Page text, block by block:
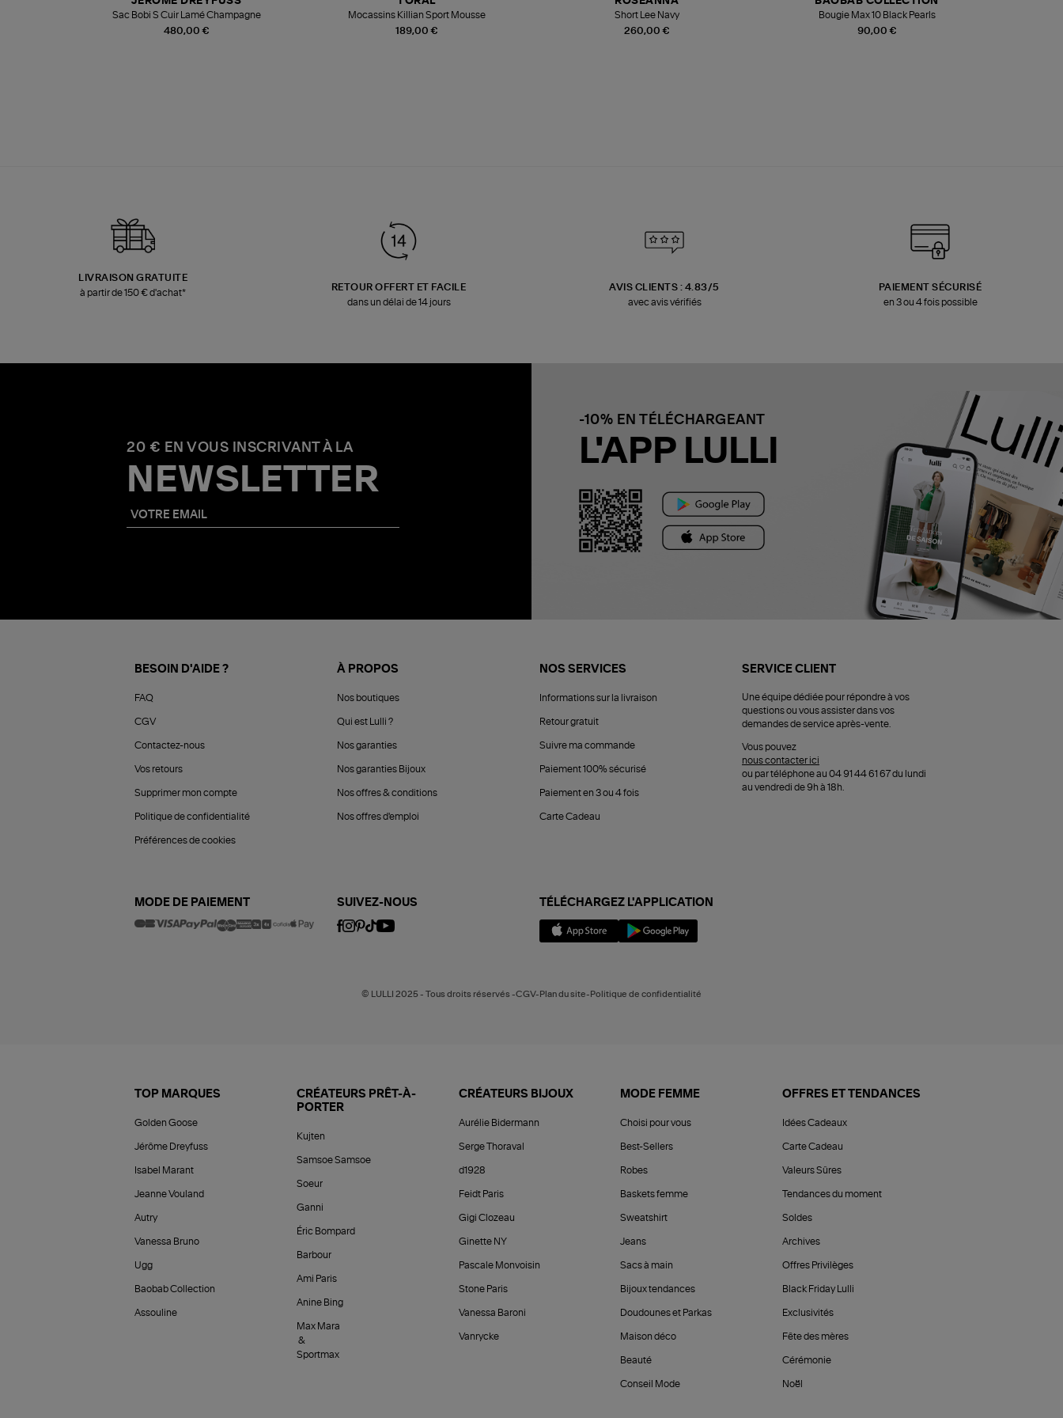
480,00 €
Sac Bobi S Cuir Lamé Champagne
189,00 €
Mocassins Killian Sport Mousse
260,00 €
Short Lee Navy
90,00 €
Bougie Max 10 Black Pearls
LIVRAISON GRATUITE
à partir de 150 € d'achat*
RETOUR OFFERT ET FACILE
dans un délai de 14 jours
AVIS CLIENTS : 4.83/5
avec avis vérifiés
PAIEMENT SÉCURISÉ
en 3 ou 4 fois possible
20 € EN VOUS INSCRIVANT À LA
NEWSLETTER
-10% EN TÉLÉCHARGEANT
L'APP LULLI
BESOIN D'AIDE ?
FAQ
CGV
Contactez-nous
Vos retours
Supprimer mon compte
Politique de confidentialité
Préférences de cookies
À PROPOS
Nos boutiques
Qui est Lulli ?
Nos garanties
Nos garanties Bijoux
Nos offres & conditions
Nos offres d'emploi
NOS SERVICES
Informations sur la livraison
Retour gratuit
Suivre ma commande
Paiement 100% sécurisé
Paiement en 3 ou 4 fois
Carte Cadeau
SERVICE CLIENT
Une équipe dédiée pour répondre à vos
questions ou vous assister dans vos
demandes de service après-vente.
Vous pouvez
nous contacter ici
ou par téléphone au 04 91 44 61 67 du lundi
au vendredi de 9h à 18h.
MODE DE PAIEMENT SUIVEZ-NOUS TÉLÉCHARGEZ L'APPLICATION
© LULLI 2025 - Tous droits réservés -CGV-Plan du site-Politique de confidentialité
TOP MARQUES
Golden Goose
Jérôme Dreyfuss
Isabel Marant
Jeanne Vouland
Autry
Vanessa Bruno
Ugg
Baobab Collection
Assouline
CRÉATEURS PRÊT-À-
PORTER
Kujten
Samsoe Samsoe
Soeur
Ganni
Éric Bompard
Barbour
Ami Paris
Anine Bing
Max Mara
&
Sportmax
CRÉATEURS BIJOUX
Aurélie Bidermann
Serge Thoraval
d1928
Feidt Paris
Gigi Clozeau
Ginette NY
Pascale Monvoisin
Stone Paris
Vanessa Baroni
Vanrycke
MODE FEMME
Choisi pour vous
Best-Sellers
Robes
Baskets femme
Sweatshirt
Jeans
Sacs à main
Bijoux tendances
Doudounes et Parkas
Maison déco
Beauté
Conseil Mode
OFFRES ET TENDANCES
Idées Cadeaux
Carte Cadeau
Valeurs Sûres
Tendances du moment
Soldes
Archives
Offres Privilèges
Black Friday Lulli
Exclusivités
Fête des mères
Cérémonie
Noël